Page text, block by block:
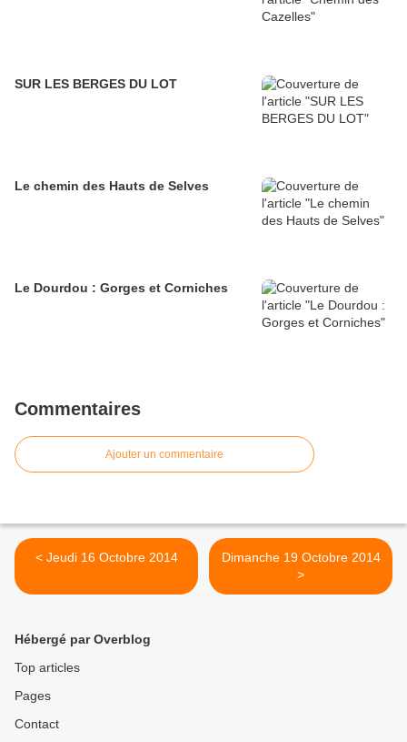
SUR LES BERGES DU LOT
Le chemin des Hauts de Selves
Le Dourdou : Gorges et Corniches
Commentaires
Ajouter un commentaire
< Jeudi 16 Octobre 2014
Dimanche 19 Octobre 2014
>
Hébergé par Overblog
Top articles
Pages
Contact